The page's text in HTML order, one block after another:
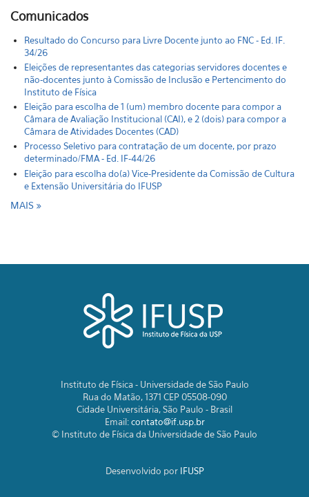
Comunicados
Resultado do Concurso para Livre Docente junto ao FNC - Ed. IF.
34/26
Eleições de representantes das categorias servidores docentes e
não-docentes junto à Comissão de Inclusão e Pertencimento do
Instituto de Física
Eleição para escolha de 1 (um) membro docente para compor a
Câmara de Avaliação Institucional (CAI), e 2 (dois) para compor a
Câmara de Atividades Docentes (CAD)
Processo Seletivo para contratação de um docente, por prazo
determinado/FMA - Ed. IF-44/26
Eleição para escolha do(a) Vice-Presidente da Comissão de Cultura
e Extensão Universitária do IFUSP
MAIS
Instituto de Física - Universidade de São Paulo
Rua do Matão, 1371 CEP 05508-090
Cidade Universitária, São Paulo - Brasil
Email:contato@if.usp.br
© Instituto de Física da Universidade de São Paulo
Desenvolvido por IFUSP